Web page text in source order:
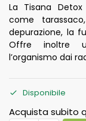
La Tisana
come
depurazione, la
Offre inoltre
l’organismo dai
Disponibile
Acquista subito